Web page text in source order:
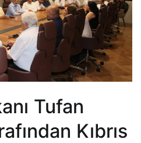
Tufan
Kıbrıs